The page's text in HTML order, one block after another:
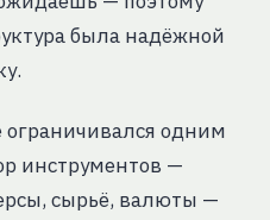
была надёжной
ограничивался одним
инструментов —
сырьё, валюты —